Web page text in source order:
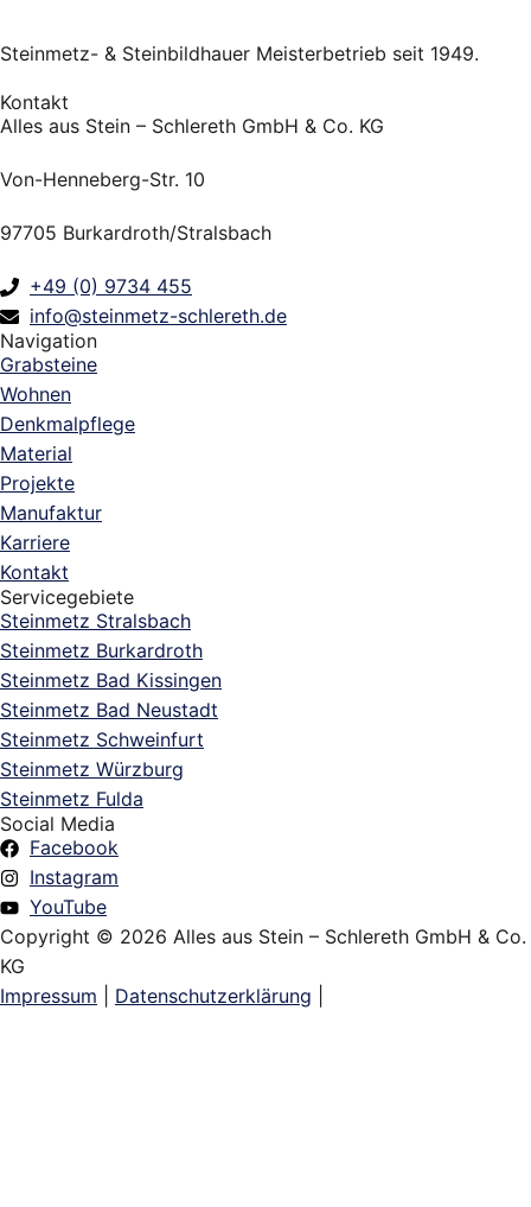
Steinmetz- & Steinbildhauer Meisterbetrieb seit 1949.
Kontakt
Alles aus Stein – Schlereth GmbH & Co. KG
Von-Henneberg-Str. 10
97705 Burkardroth/Stralsbach
+49 (0) 9734 455
info@steinmetz-schlereth.de
Navigation
Grabsteine
Wohnen
Denkmalpflege
Material
Projekte
Manufaktur
Karriere
Kontakt
Servicegebiete
Steinmetz Stralsbach
Steinmetz Burkardroth
Steinmetz Bad Kissingen
Steinmetz Bad Neustadt
Steinmetz Schweinfurt
Steinmetz Würzburg
Steinmetz Fulda
Social Media
Facebook
Instagram
YouTube
Copyright © 2026 Alles aus Stein – Schlereth GmbH & Co.
KG
Impressum
Datenschutzerklärung